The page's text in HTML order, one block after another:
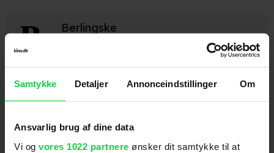
Samtykke Detaljer Annonceindstillinger Om
Ansvarlig brug af dine data
Vi og vores 1022 partnere ønsker dit samtykke til at
Berlingske
"Filmen er fuld af scener, hvor Mads Mikkelsen
spejder over heden. Alligevel er den ikke ét minut for